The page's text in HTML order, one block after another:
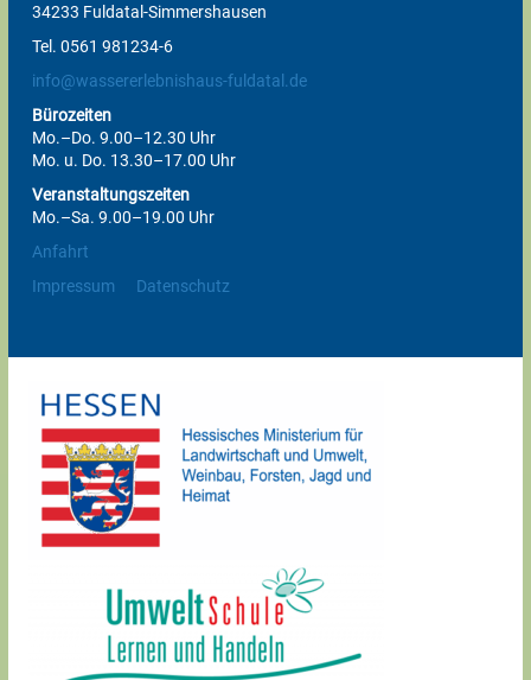
34233 Fuldatal-Simmershausen
Tel. 0561 981234-6
info@wassererlebnishaus-fuldatal.de
Bürozeiten
Mo.–Do. 9.00–12.30 Uhr
Mo. u. Do. 13.30–17.00 Uhr
Veranstaltungszeiten
Mo.–Sa. 9.00–19.00 Uhr
Anfahrt
Impressum
Datenschutz